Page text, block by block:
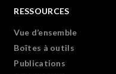
RESSOURCES
Vue d’ensemble
Boîtes à outils
Publications